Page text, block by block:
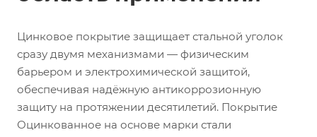
Цинковое покрытие защищает стальной уголок
сразу двумя механизмами — физическим
барьером и электрохимической защитой,
обеспечивая надёжную антикоррозионную
защиту на протяжении десятилетий. Покрытие
Оцинкованное на основе марки стали